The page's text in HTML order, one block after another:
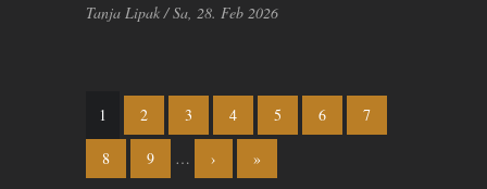
Tanja Lipak / Sa, 28. Feb 2026
Seiten
1 2 3 4 5 6 7
8 9 … › »